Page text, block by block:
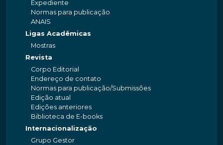
Expediente
Normas para publicação
ANAIS
Ligas Acadêmicas
Mostras
Revista
Corpo Editorial
Endereço de contato
Normas para publicação/Submissões
Edição atual
Edições anteriores
Biblioteca de E-books
Internacionalização
Grupo Gestor